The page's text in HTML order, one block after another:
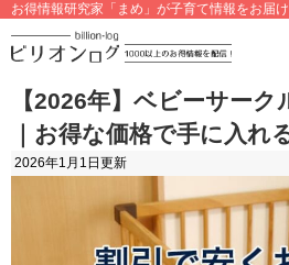
お得情報研究家「まめ」が子育て情報をお届け
【2026年】ベビーサー
｜お得な価格で手に入れ
2026年1月1日 更新